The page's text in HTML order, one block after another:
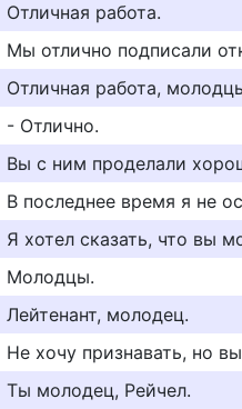
Отличная работа.
Мы отлично подписали
Отличная работа,
- Отлично.
Вы с ним проделали
В последнее время я не
Я хотел сказать, что вы
Молодцы.
Лейтенант, молодец.
Не хочу признавать, но
Ты молодец, Рейчел.